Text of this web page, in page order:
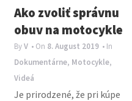
Ako zvoliť správnu
obuv na motocykle
ByV • On 8. August 2019 • In
Dokumentárne, Motocykle,
Videá
Je prirodzené, že pri kúpe